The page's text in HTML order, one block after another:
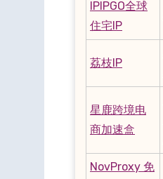
IPIPGO全球
住宅IP
荔枝IP
星鹿跨境电
商加速盒
NovProxy 免